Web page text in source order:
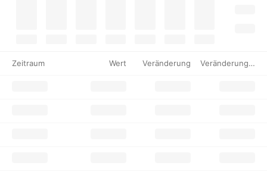
Zeitraum Wert Veränderung Veränderung %